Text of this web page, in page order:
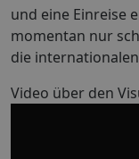
und eine Einreise
momentan nur
die
Video über den